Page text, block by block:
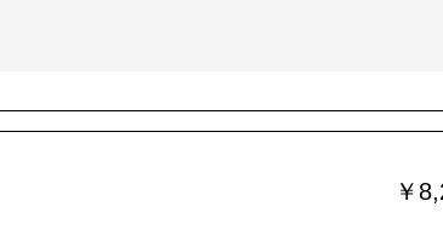
￥